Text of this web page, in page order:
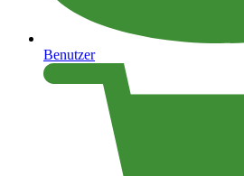
Benutzer